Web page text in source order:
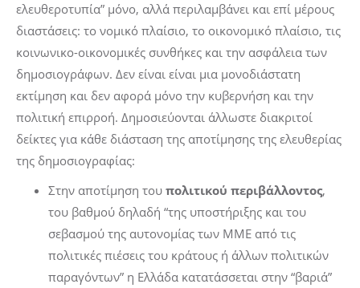
ελευθεροτυπία” μόνο, αλλά περιλαμβάνει και επί μέρους
διαστάσεις: το νομικό πλαίσιο, το οικονομικό πλαίσιο, τις
κοινωνικο-οικονομικές συνθήκες και την ασφάλεια των
δημοσιογράφων. Δεν είναι είναι μια μονοδιάστατη
εκτίμηση και δεν αφορά μόνο την κυβερνήση και την
πολιτική επιρροή. Δημοσιεύονται άλλωστε διακριτοί
δείκτες για κάθε διάσταση της αποτίμησης της ελευθερίας
της δημοσιογραφίας:
Στην αποτίμηση του πολιτικού περιβάλλοντος,
του βαθμού δηλαδή “της υποστήριξης και του
σεβασμού της αυτονομίας των ΜΜΕ από τις
πολιτικές πιέσεις του κράτους ή άλλων πολιτικών
παραγόντων” η Ελλάδα κατατάσσεται στην “βαριά”